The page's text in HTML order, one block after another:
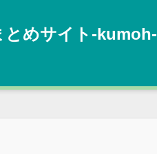
めサイト‐kumoh‐